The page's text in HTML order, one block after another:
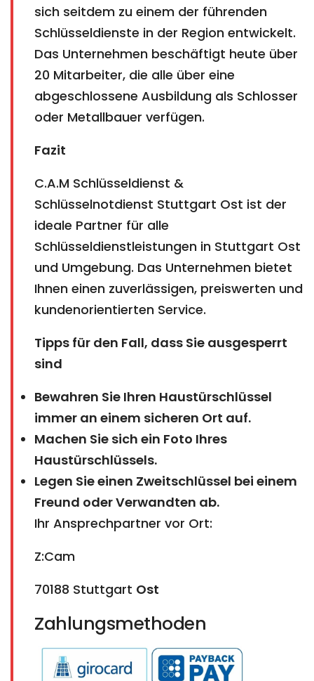
sich seitdem zu einem der führenden
Schlüsseldienste in der Region entwickelt.
Das Unternehmen beschäftigt heute über
20 Mitarbeiter, die alle über eine
abgeschlossene Ausbildung als Schlosser
oder Metallbauer verfügen.
Fazit
C.A.M Schlüsseldienst &
Schlüsselnotdienst Stuttgart Ost ist der
ideale Partner für alle
Schlüsseldienstleistungen in Stuttgart Ost
und Umgebung. Das Unternehmen bietet
Ihnen einen zuverlässigen, preiswerten und
kundenorientierten Service.
Tipps für den Fall, dass Sie ausgesperrt
sind
Bewahren Sie Ihren Haustürschlüssel
immer an einem sicheren Ort auf.
Machen Sie sich ein Foto Ihres
Haustürschlüssels.
Legen Sie einen Zweitschlüssel bei einem
Freund oder Verwandten ab.
Ihr Ansprechpartner vor Ort:
Z:Cam
70188 Stuttgart Ost​​​​​​​
Zahlungsmethoden